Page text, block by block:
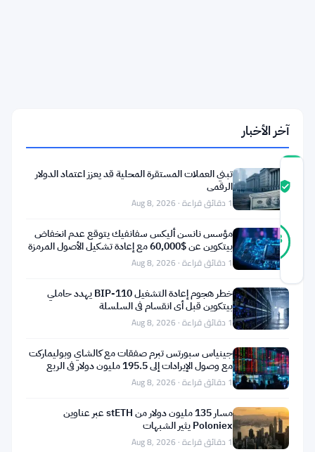
درجة
ثقة
المجتمع
موثّق
98
%
حقيقي
موثّق
أصوات
آخر تحديث 2 أشهر مضت
يكن
لدى
سكوت
بيسنت
كلمات
مهادنة.
آخر الأخبار
تبني العملات المستقرة المحلية قد يعزز اعتماد الدولار
الرقمي
1 دقائق قراءة · Aug 8, 2026
مؤسس نانسن أليكس سفانفيك يتوقع عدم انخفاض
بيتكوين عن $60,000 مع إعادة تشكيل الأصول المرمزة
للبلوكتشين1 دقائق قراءة · Aug 8, 2026
خطر هجوم إعادة التشغيل BIP-110 يهدد حاملي
بيتكوين قبل أي انقسام في السلسلة
1 دقائق قراءة · Aug 8, 2026
جينياس سبورتس تبرم صفقات مع كالشاي وبوليماركت
مع وصول الإيرادات إلى 195.5 مليون دولار في الربع
الثاني1 دقائق قراءة · Aug 8, 2026
مسار 135 مليون دولار من stETH عبر عناوين
Poloniex يثير الشبهات
1 دقائق قراءة · Aug 8, 2026